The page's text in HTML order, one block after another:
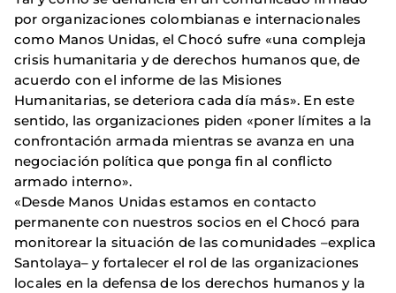
por organizaciones colombianas e internacionales
como Manos Unidas, el Chocó sufre «una compleja
crisis humanitaria y de derechos humanos que, de
acuerdo con el informe de las Misiones
Humanitarias, se deteriora cada día más». En este
sentido, las organizaciones piden «poner límites a la
confrontación armada mientras se avanza en una
negociación política que ponga fin al conflicto
armado interno».
«Desde Manos Unidas estamos en contacto
permanente con nuestros socios en el Chocó para
monitorear la situación de las comunidades –explica
Santolaya– y fortalecer el rol de las organizaciones
locales en la defensa de los derechos humanos y la